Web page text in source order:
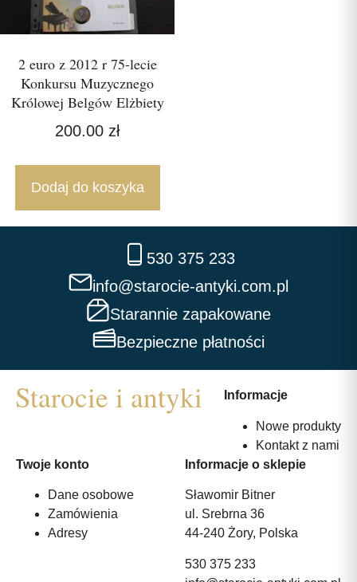
2 euro z 2012 r 75-lecie
Konkursu Muzycznego
Królowej Belgów Elżbiety
200.00 zł
Dodaj do koszyka
530 375 233
info@starocie-antyki.com.pl
Starannie zapakowane
Bezpieczne płatności
Informacje
Nowe produkty
Kontakt z nami
Twoje konto
Dane osobowe
Zamówienia
Adresy
Informacje o sklepie
Sławomir Bitner
ul. Srebrna 36
44-240 Żory, Polska
530 375 233